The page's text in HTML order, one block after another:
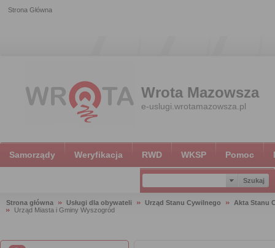
Strona Główna
Wrota Mazowsza
e-uslugi.wrotamazowsza.pl
Samorządy Weryfikacja RWD WKSP Pomoc
Strona główna Usługi dla obywateli Urząd Stanu Cywilnego
Akta Stanu
Urząd Miasta i Gminy Wyszogród